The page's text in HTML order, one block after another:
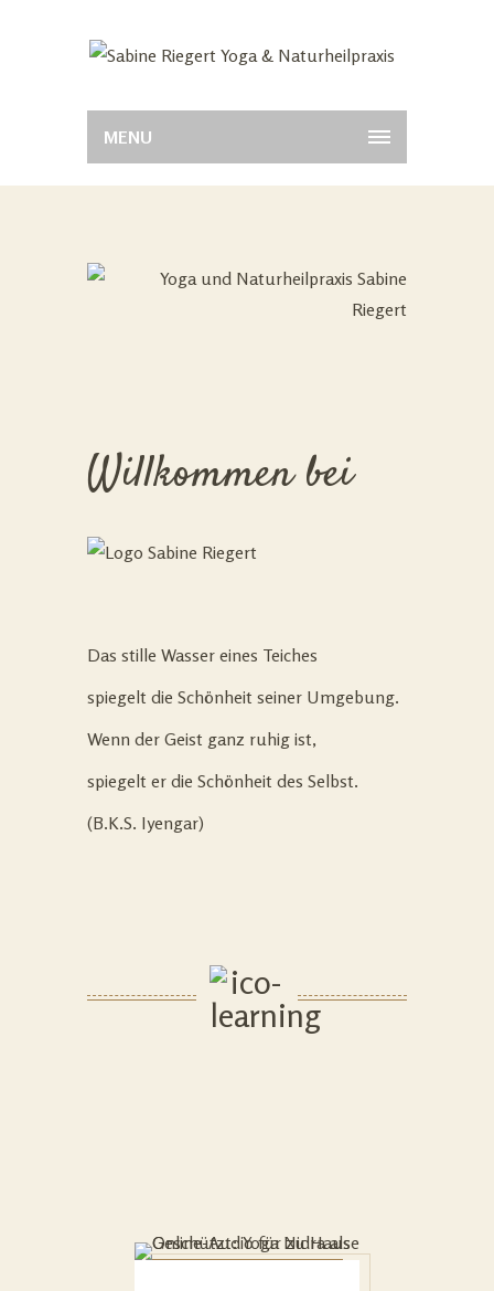
MENU
Willkommen bei
Das stille Wasser eines Teiches
spiegelt die Schönheit seiner Umgebung.
Wenn der Geist ganz ruhig ist,
spiegelt er die Schönheit des Selbst.
(B.K.S. Iyengar)